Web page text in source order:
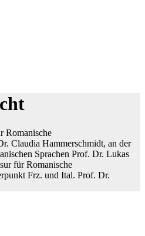
Romanische
Claudia Hammerschmidt, an der
Sprachen Prof. Dr. Lukas
für Romanische
Frz. und Ital. Prof. Dr.